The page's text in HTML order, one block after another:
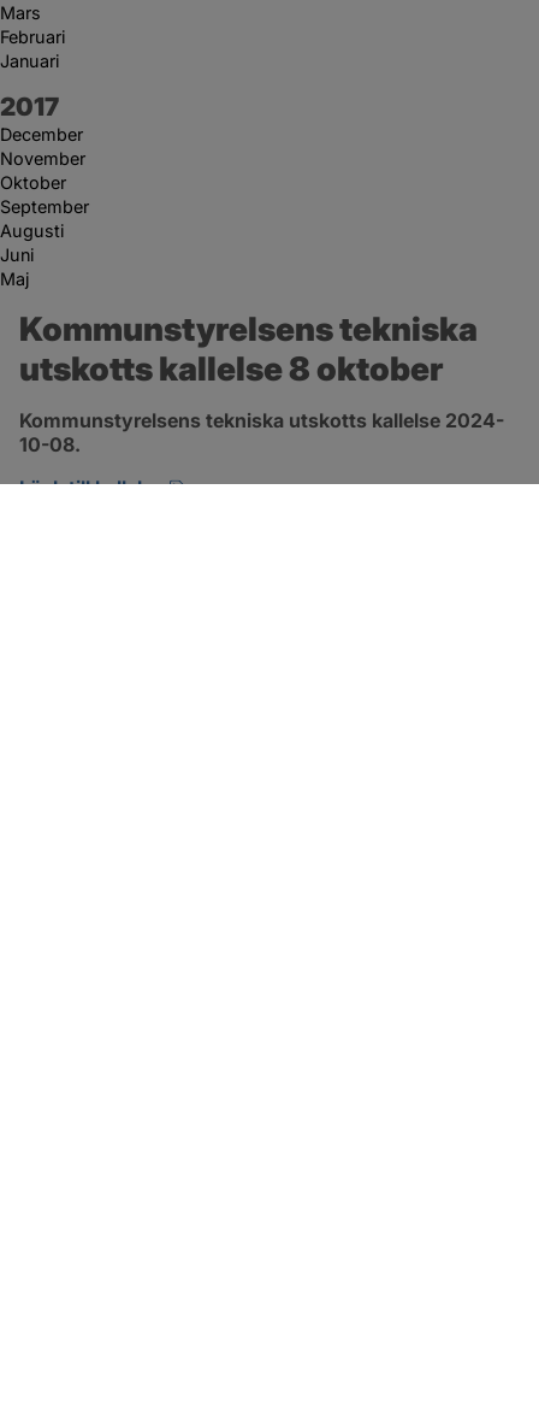
Mars
Februari
Januari
År:
2017
December
November
Oktober
September
Augusti
Juni
Maj
Kommunstyrelsens tekniska
utskotts kallelse 8 oktober
Kommunstyrelsens tekniska utskotts kallelse 2024-
10-08.
Länk till kallelse
pdf, 134.7 kB, öppnas i nytt fönster.